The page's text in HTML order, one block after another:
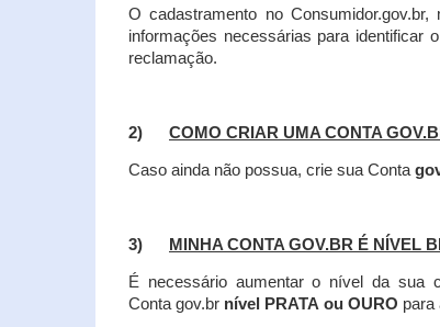
O cadastramento no
informações necessárias para identificar
reclamação.
2) COMO CRIAR UMA CONTA
Caso ainda não possua, crie sua Conta
3) MINHA CONTA GOV.BR É NÍVEL
É necessário aumentar o nível da sua
Conta gov.br nível PRATA ou OURO para